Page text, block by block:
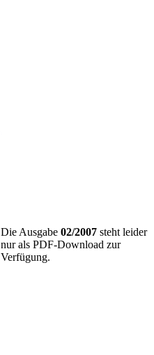
Die Ausgabe 02/2007 steht leider
nur als PDF-Download zur
Verfügung.